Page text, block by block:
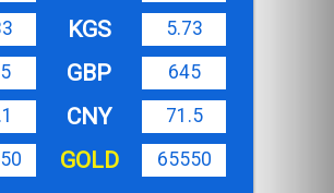
KGS
5.73
GBP
645
CNY
71.5
GOLD 65550